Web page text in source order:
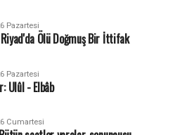
Pazartesi
Ölü Doğmuş Bir İttifak
Pazartesi
Ulûl - Elbâb
Cumartesi